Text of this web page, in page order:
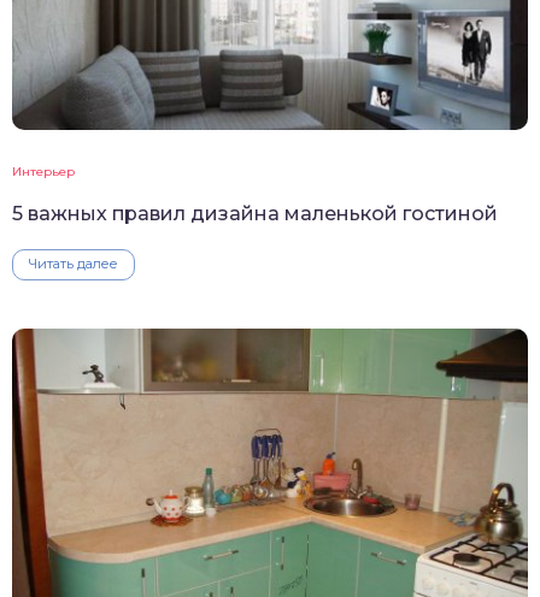
Интерьер
5 важных правил дизайна маленькой гостиной
Читать далее